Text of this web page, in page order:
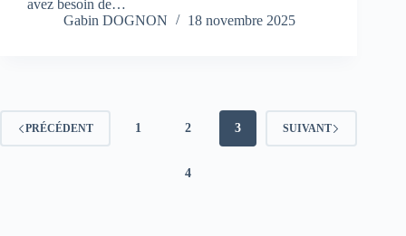
avez besoin de…
Gabin DOGNON
18 novembre 2025
PRÉCÉDENT 1 2 3
4
SUIVANT